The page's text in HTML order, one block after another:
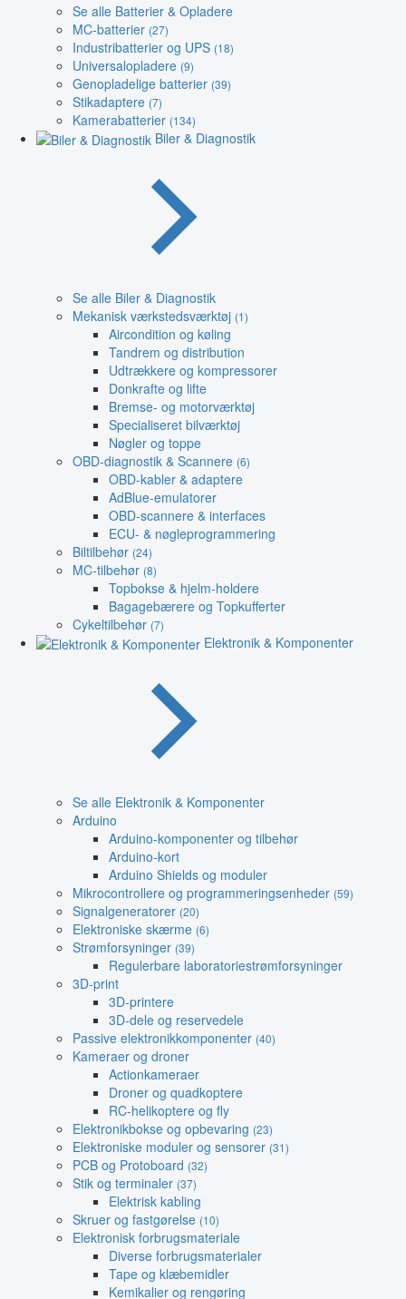
Se alle Batterier & Opladere
MC-batterier (27)
Industribatterier og UPS (18)
Universalopladere (9)
Genopladelige batterier (39)
Stikadaptere (7)
Kamerabatterier (134)
Biler & Diagnostik
Se alle Biler & Diagnostik
Mekanisk værkstedsværktøj (1)
Aircondition og køling
Tandrem og distribution
Udtrækkere og kompressorer
Donkrafte og lifte
Bremse- og motorværktøj
Specialiseret bilværktøj
Nøgler og toppe
OBD-diagnostik & Scannere (6)
OBD-kabler & adaptere
AdBlue-emulatorer
OBD-scannere & interfaces
ECU- & nøgleprogrammering
Biltilbehør (24)
MC-tilbehør (8)
Topbokse & hjelm-holdere
Bagagebærere og Topkufferter
Cykeltilbehør (7)
Elektronik & Komponenter
Se alle Elektronik & Komponenter
Arduino
Arduino-komponenter og tilbehør
Arduino-kort
Arduino Shields og moduler
Mikrocontrollere og programmeringsenheder (59)
Signalgeneratorer (20)
Elektroniske skærme (6)
Strømforsyninger (39)
Regulerbare laboratoriestrømforsyninger
3D-print
3D-printere
3D-dele og reservedele
Passive elektronikkomponenter (40)
Kameraer og droner
Actionkameraer
Droner og quadkoptere
RC-helikoptere og fly
Elektronikbokse og opbevaring (23)
Elektroniske moduler og sensorer (31)
PCB og Protoboard (32)
Stik og terminaler (37)
Elektrisk kabling
Skruer og fastgørelse (10)
Elektronisk forbrugsmateriale
Diverse forbrugsmaterialer
Tape og klæbemidler
Kemikalier og rengøring